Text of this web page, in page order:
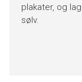
plakater, og
sølv.